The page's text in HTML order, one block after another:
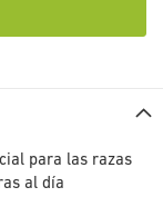
para las razas
al día